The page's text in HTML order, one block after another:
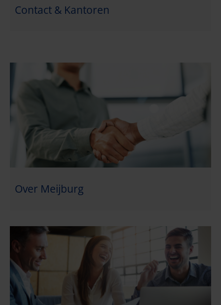
Contact & Kantoren
Over Meijburg